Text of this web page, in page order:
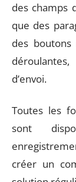
des champs
que des
des
d’envoi.
Toutes les
sont
créer un